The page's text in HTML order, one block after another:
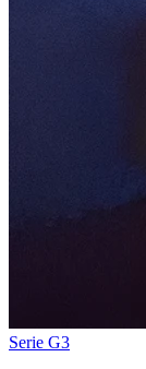
Serie G3